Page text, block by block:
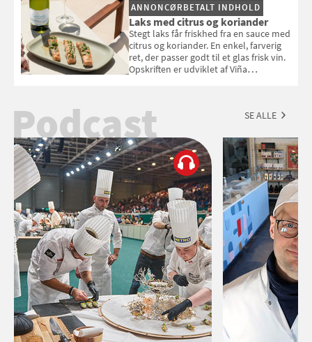
ANNONCØRBETALT INDHOLD
Laks med citrus og koriander
Stegt laks får friskhed fra en sauce med
citrus og koriander. En enkel, farverig
ret, der passer godt til et glas frisk vin.
Opskriften er udviklet af Viña
Podcast SE ALLE